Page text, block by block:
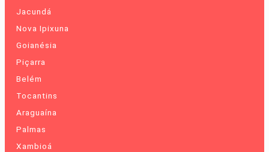
Jacundá
Nova Ipixuna
Goianésia
Piçarra
Belém
Tocantins
Araguaína
Palmas
Xambioá